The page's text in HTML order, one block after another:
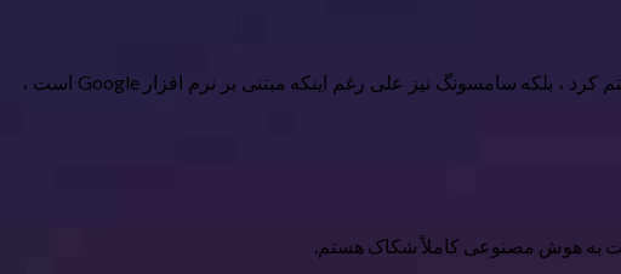
سامسونگ نه تنها اپل و گوگل را با تلفن های به اصطلاح AI-که گلکسی هوش مصنوعی را در اوایل سال ۲۰۲۴ درآورد ، ضرب و شتم کرد ، بلکه سامسونگ نیز علی رغم اینکه مبتنی بر نرم افزار Google است ،
به هوش مصنوعی کاملاً شکاک هستم.